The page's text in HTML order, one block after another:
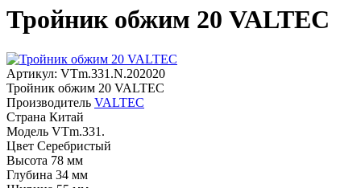
Тройник обжим 20 VALTEC
Артикул: VTm.331.N.202020
Тройник обжим 20 VALTEC
Производитель VALTEC
Страна Китай
Модель VTm.331.
Цвет Серебристый
Высота 78 мм
Глубина 34 мм